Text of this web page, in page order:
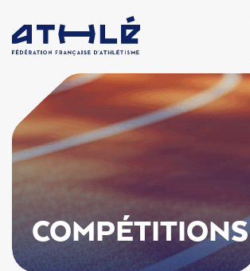
COMPÉTITIONS